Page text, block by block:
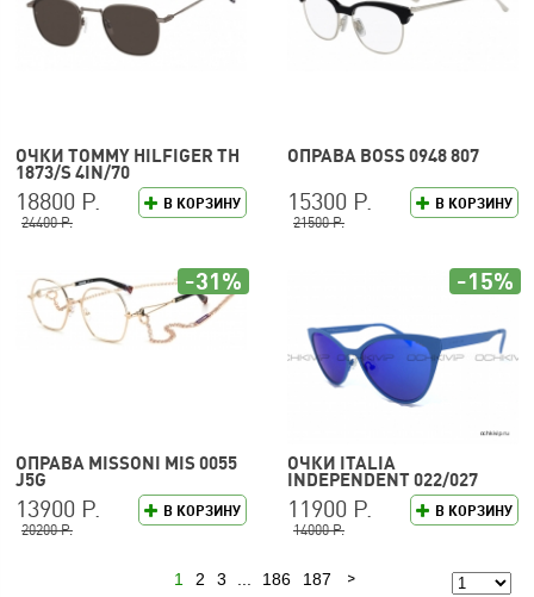
ОЧКИ TOMMY HILFIGER TH
1873/S 4IN/70
В КОРЗИНУ
18800 Р.
24400 Р.
ОПРАВА BOSS 0948 807
В КОРЗИНУ
15300 Р.
21500 Р.
ОПРАВА MISSONI MIS 0055
J5G
В КОРЗИНУ
13900 Р.
20200 Р.
-31%
ОЧКИ ITALIA
INDEPENDENT 022/027
В КОРЗИНУ
11900 Р.
14000 Р.
-15%
1 2 3 186 187